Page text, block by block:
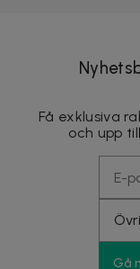
Få exklusiva
och upp
Gå